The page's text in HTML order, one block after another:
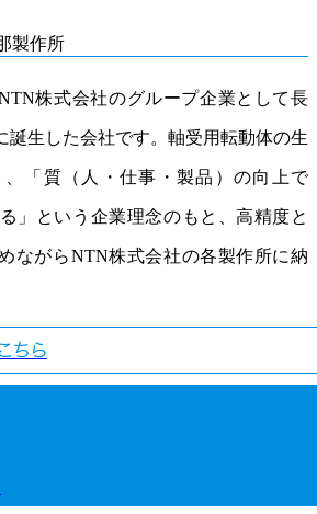
株式会社のグループ企業として長
誕生した会社です。軸受用転動体の生
「質（人・仕事・製品）の向上で
」という企業理念のもと、高精度と
ながらNTN株式会社の各製作所に納
ちら